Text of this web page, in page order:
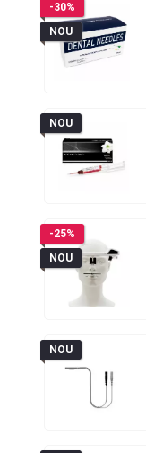
-30%
NOU
NOU
-25%
NOU
NOU